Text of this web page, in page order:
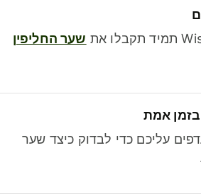
שער החליפין
אמת
עליכם כדי לבדוק כיצד שער